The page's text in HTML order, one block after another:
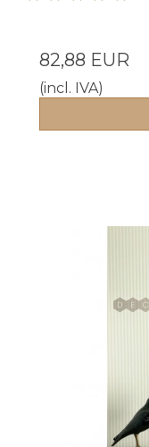
82,88 EUR
(incl. IVA)